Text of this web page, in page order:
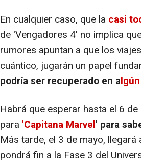
En cualquier caso, que la casi
de 'Vengadores 4' no implica
rumores apuntan a que los
cuántico, jugarán un papel
podría ser recuperado en a
Habrá que esperar hasta el 6
para 'Capitana Marvel' para
Más tarde, el 3 de mayo,
pondrá fin a la Fase 3 del